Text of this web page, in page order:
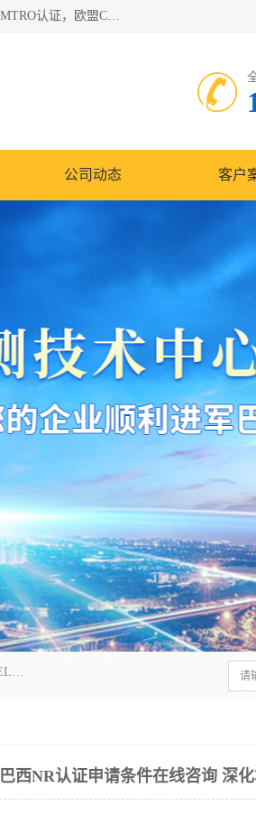
*是一家的测试、评估、检查与认机构，主要从事巴西NR10认证、NR12认证、NR13认证；ANATEL认证、INMTRO认证，欧盟CE认证：MD认证，PED认证，MID认证，ATEX认证，德国蓝色天使认证。
公司动态 客户
*是一家的测试、评估、检查与认机构，主要从事巴西NR10认证、NR12认证、NR13认证；ANATEL认证、INMTRO认证，欧盟CE认证：MD认证，PED认证，MID认证，ATEX认证，德国蓝色天使认证。
巴西NR认证申请条件在线咨询 深